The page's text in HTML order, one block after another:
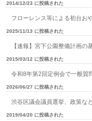
2014/12/23 に投稿された
フローレンス等による初台お
2025/11/13 に投稿された
【速報】宮下公園整備計画の
2015/03/12 に投稿された
令和8年第2回定例会で一般質
2026/06/27 に投稿された
渋谷区議会議員選挙、政策な
2019/04/20 に投稿された